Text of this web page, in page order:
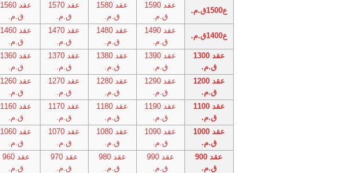
ع1500ق.م.
عقد 1590
ق.م.
عقد 1580
ق.م.
عقد 1570
ق.م.
عقد 1560
ق.م.
ع1400ق.م.
عقد 1490
ق.م.
عقد 1480
ق.م.
عقد 1470
ق.م.
عقد 1460
ق.م.
عقد 1300
ق.م.
عقد 1390
ق.م.
عقد 1380
ق.م.
عقد 1370
ق.م.
عقد 1360
ق.م.
عقد 1200
ق.م.
عقد 1290
ق.م.
عقد 1280
ق.م.
عقد 1270
ق.م.
عقد 1260
ق.م.
عقد 1100
ق.م.
عقد 1190
ق.م.
عقد 1180
ق.م.
عقد 1170
ق.م.
عقد 1160
ق.م.
عقد 1000
ق.م.
عقد 1090
ق.م.
عقد 1080
ق.م.
عقد 1070
ق.م.
عقد 1060
ق.م.
عقد 900
ق.م.
عقد 990
ق.م.
عقد 980
ق.م.
عقد 970
ق.م.
عقد 960
ق.م.